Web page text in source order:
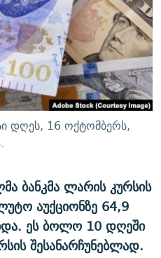
19
ᲐᲛᲑᲐᲕᲘ
დღეს, 16 ოქტომბერს,
ბანკმა ლარის კურსის
აუქციონზე 64,9
ეს ბოლო 10 დღეში
შესანარჩუნებლად.